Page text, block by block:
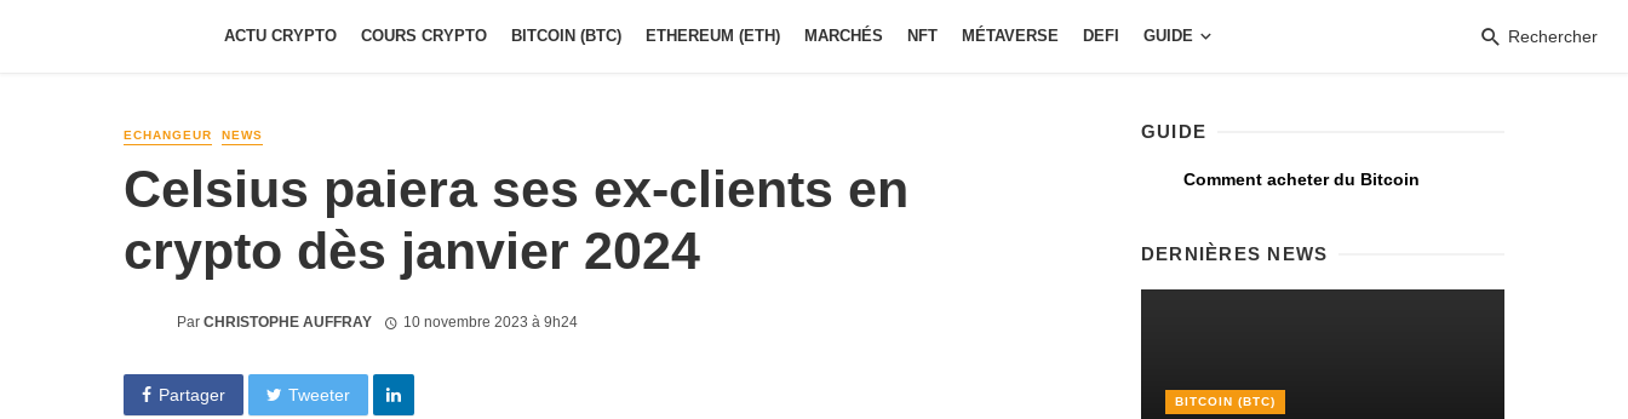
ACTU CRYPTO COURS CRYPTO BITCOIN (BTC) ETHEREUM (ETH) MARCHÉS NFT MÉTAVERSE DEFI GUIDE Rechercher
ECHANGEUR NEWS
Celsius paiera ses ex-clients en
crypto dès janvier 2024
Par CHRISTOPHE AUFFRAY 10 novembre 2023 à 9h24
Partager Tweeter
GUIDE
Comment acheter du Bitcoin
DERNIÈRES NEWS
BITCOIN (BTC)